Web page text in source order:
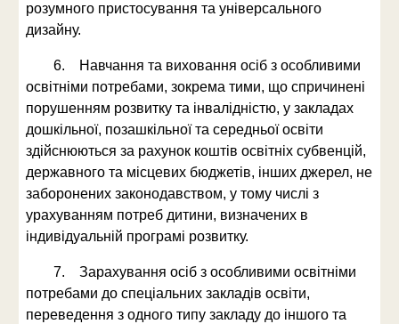
розумного пристосування та універсального
дизайну.
6. Навчання та виховання осіб з особливими
освітніми потребами, зокрема тими, що спричинені
порушенням розвитку та інвалідністю, у закладах
дошкільної, позашкільної та середньої освіти
здійснюються за рахунок коштів освітніх субвенцій,
державного та місцевих бюджетів, інших джерел, не
заборонених законодавством, у тому числі з
урахуванням потреб дитини, визначених в
індивідуальній програмі розвитку.
7. Зарахування осіб з особливими освітніми
потребами до спеціальних закладів освіти,
переведення з одного типу закладу до іншого та